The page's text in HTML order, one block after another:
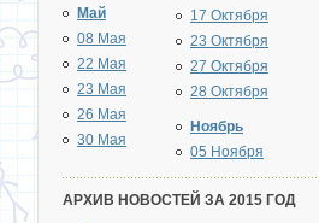
Май
08 Мая
22 Мая
23 Мая
26 Мая
30 Мая
17 Октября
23 Октября
27 Октября
28 Октября
Ноябрь
05 Ноября
АРХИВ НОВОСТЕЙ ЗА 2015 ГОД